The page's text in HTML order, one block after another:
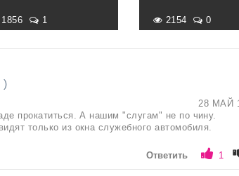
1856 1 2154 0
)
28 МАЙ
прокатиться. А нашим "слугам" не по чину.
только из окна служебного автомобиля.
Ответить 1